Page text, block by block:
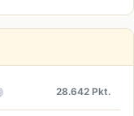
28.642 Pkt.